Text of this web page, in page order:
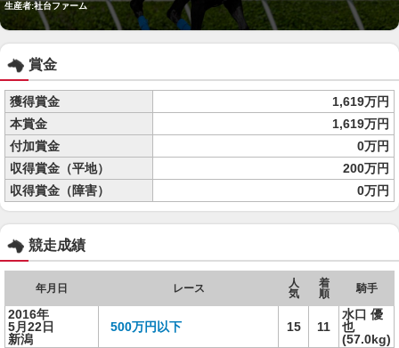
生産者:社台ファーム
賞金
獲得賞金
1,619万円
本賞金
1,619万円
付加賞金
0万円
収得賞金（平地）
200万円
収得賞金（障害）
0万円
競走成績
年月日 レース
人
気
着
順
騎手
2016年
5月22日
新潟
500万円以下 15 11
水口 優
也
(57.0kg)